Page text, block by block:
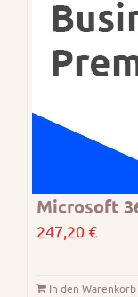
Microsoft
247,20€
In den Warenkorb